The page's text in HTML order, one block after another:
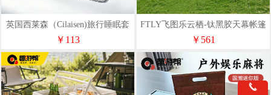
英国西莱森（Cilaisen)旅行睡眠套
装CP-C8
￥113
FTLY飞图乐云栖-钛黑胶天幕帐篷
二合一TMTZ0201
￥561